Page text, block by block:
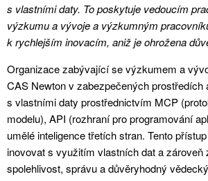
s vlastními daty. To poskytuje vedoucím
výzkumu a vývoje a výzkumným
k rychlejším inovacím, aniž je ohrožena
Organizace zabývající se výzkumem a
CAS Newton v zabezpečených prostředích
s vlastními daty prostřednictvím MCP
modelu), API (rozhraní pro programování
umělé inteligence třetích stran. Tento
inovovat s využitím vlastních dat a zároveň
spolehlivost, správu a důvěryhodný